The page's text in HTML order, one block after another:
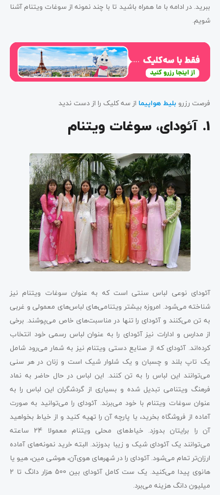
ببرید. در ادامه با ما همراه باشید تا با چند نمونه از سوغات ویتنام آشنا
شویم.
فرصت رزرو بلیط هواپیما از سه کلیک را از دست ندید
1. آئودای، سوغات ویتنام
آئودای نوعی لباس سنتی است که به عنوان سوغات ویتنام نیز
شناخته می‌شود. امروزه بیشتر ویتنامی‌های لباس‌های معمولی و غربی
به تن می‌کنند و آئودای را تنها در مناسبت‌های خاص می‌پوشند. برخی
از مدارس و ادارات نیز آئودای را به عنوان لباس رسمی خود انتخاب
کرده‌اند. آئودای که از صنایع دستی ویتنام نیز به شمار می‌رود شامل
یک تاپ بلند و چسبان و یک شلوار شیک است و زنان در هر سنی
می‌توانند این لباس را به تن کنند. این لباس در حال حاضر به نماد
فرهنگ ویتنامی تبدیل شده و بسیاری از گردشگران این لباس را به
عنوان سوغات ویتنام با خود می‌برند. آئودای را می‌توانید به صورت
آماده از فروشگاه بخرید، یا پارچه آن را تهیه کنید و از خیاط بخواهید
آن را برایتان بدوزد. خیاط‌های محلی ویتنام معمولا 24 ساعته
می‌توانند یک آئودای شیک و زیبا بدوزند. البته خرید نمونه‌های آماده
ارزان‌تر تمام می‌شود. آئودای را در شهرهای هوی‌آن، هوشی مین، هیو یا
هانوی پیدا می‌کنید. یک ست کامل آئودای بین 500 هزار دانگ تا 2
میلیون دانگ هزینه می‌برد.